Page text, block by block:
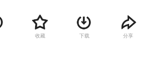
聘雇武林高人骆震天及巴武寻亲。樊银花在边省
荒村小镇开设客栈，艳名远播但力持清白，阿咪
一行渡河受阻下榻于此。对巴武而言，他极想成
收藏 下载 分享